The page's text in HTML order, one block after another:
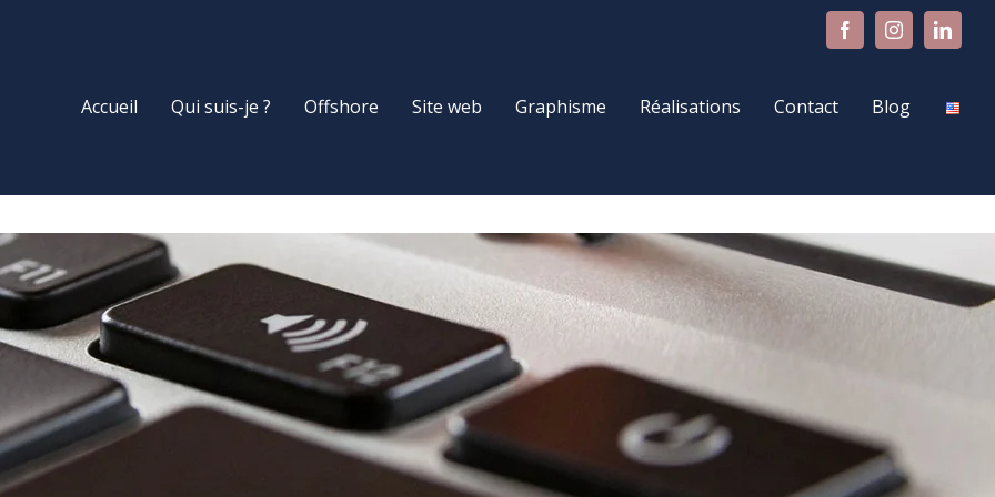
FacebookInstagram
Accueil Qui suis-je ? Offshore Site web Graphisme Réalisations Contact Blog